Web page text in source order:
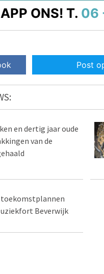
APP ONS! T. 06
Post
en dertig jaar oude
van de
toekomstplannen
Beverwijk